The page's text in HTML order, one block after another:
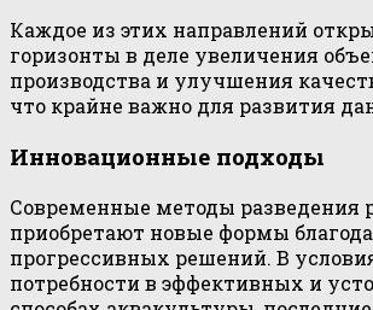
Каждое из этих направлений
горизонты в деле увеличения
производства и улучшения
что крайне важно для развития
Инновационные подходы
Современные методы разведения
приобретают новые формы
прогрессивных решений. В
потребности в эффективных и